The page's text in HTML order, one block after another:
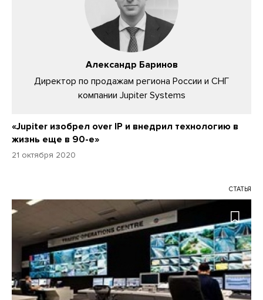
Александр Баринов
Директор по продажам региона России и СНГ
компании Jupiter Systems
«Jupiter изобрел over IP и внедрил технологию в
жизнь еще в 90-е»
21 октября 2020
СТАТЬЯ